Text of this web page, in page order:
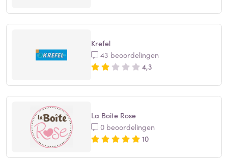
Krefel
43 beoordelingen
4,3
La Boite Rose
0 beoordelingen
10